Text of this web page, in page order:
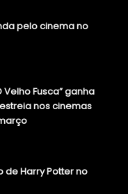
pelo cinema no
Fusca” ganha
nos cinemas
de Harry Potter no